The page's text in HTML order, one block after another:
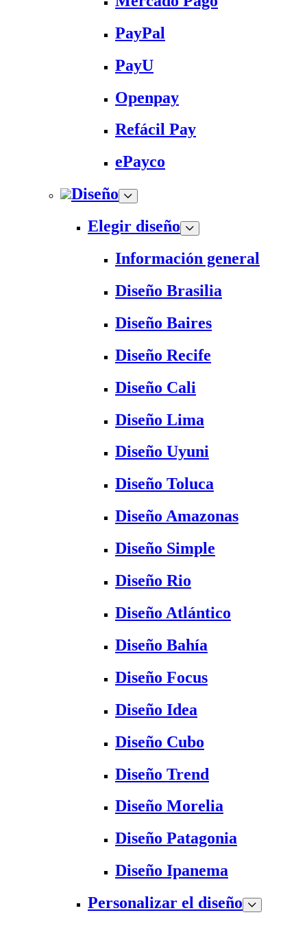
PayPal
PayU
Openpay
Refácil Pay
ePayco
Diseño
Elegir diseño
Información general
Diseño Brasilia
Diseño Baires
Diseño Recife
Diseño Cali
Diseño Lima
Diseño Uyuni
Diseño Toluca
Diseño Amazonas
Diseño Simple
Diseño Rio
Diseño Atlántico
Diseño Bahía
Diseño Focus
Diseño Idea
Diseño Cubo
Diseño Trend
Diseño Morelia
Diseño Patagonia
Diseño Ipanema
Personalizar el diseño